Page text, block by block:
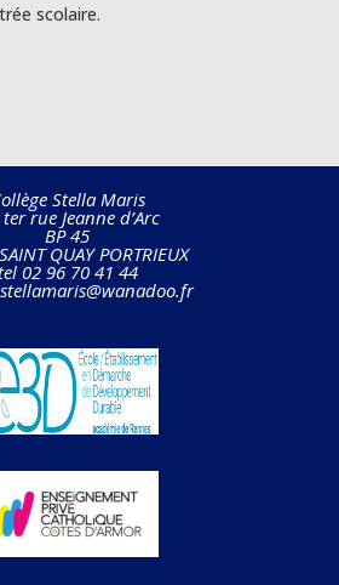
scolaire.
Stella Maris
rue Jeanne d’Arc
BP 45
QUAY PORTRIEUX
02 96 70 41 44